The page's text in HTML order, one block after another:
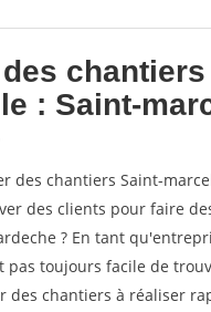
votes
: Saint-
des chantiers Saint-
des clients pour faire
? En tant
pas toujours facile de
des chantiers à réaliser